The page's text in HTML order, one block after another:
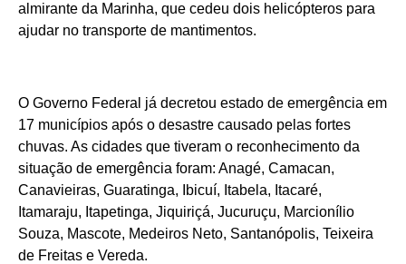
almirante da Marinha, que cedeu dois helicópteros para
ajudar no transporte de mantimentos.
O Governo Federal já decretou estado de emergência em
17 municípios após o desastre causado pelas fortes
chuvas. As cidades que tiveram o reconhecimento da
situação de emergência foram: Anagé, Camacan,
Canavieiras, Guaratinga, Ibicuí, Itabela, Itacaré,
Itamaraju, Itapetinga, Jiquiriçá, Jucuruçu, Marcionílio
Souza, Mascote, Medeiros Neto, Santanópolis, Teixeira
de Freitas e Vereda.